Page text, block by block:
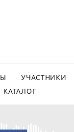
УЧАСТНИКИ
КАТАЛОГ